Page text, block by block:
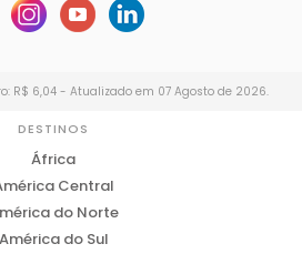
R$ 6,04 - Atualizado em 07 Agosto de 2026.
DESTINOS
África
Central
do Norte
América do Sul